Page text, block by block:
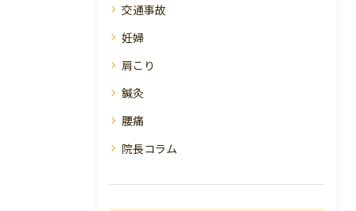
交通事故
妊婦
肩こり
鍼灸
腰痛
院長コラム